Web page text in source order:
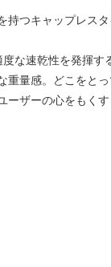
つキャップレス
な速乾性を発揮す
量感。どこをと
ザーの心をもくす